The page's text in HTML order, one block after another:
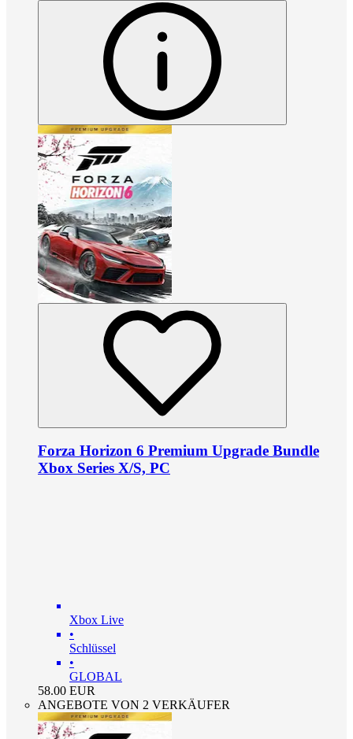
Forza Horizon 6 Premium Upgrade Bundle
Xbox Series X/S, PC
Xbox Live
•
Schlüssel
•
GLOBAL
58.00 EUR
ANGEBOTE VON 2 VERKÄUFER